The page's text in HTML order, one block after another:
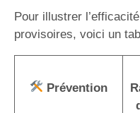
Pour illustrer
provisoires, voici un
Prévention